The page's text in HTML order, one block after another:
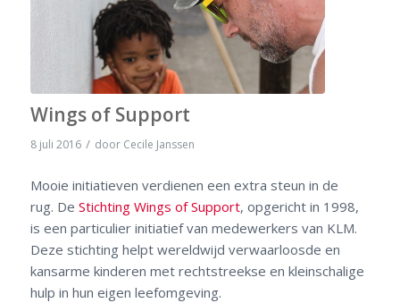
Wings of Support
8 juli 2016 / door Cecile Janssen
Mooie initiatieven verdienen een extra steun in de
rug. De Stichting Wings of Support, opgericht in 1998,
is een particulier initiatief van medewerkers van KLM.
Deze stichting helpt wereldwijd verwaarloosde en
kansarme kinderen met rechtstreekse en kleinschalige
hulp in hun eigen leefomgeving.